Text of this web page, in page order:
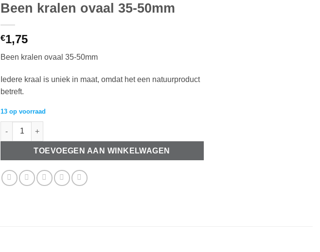
Been kralen ovaal 35-50mm
€1,75
Been kralen ovaal 35-50mm
Iedere kraal is uniek in maat, omdat het een natuurproduct
betreft.
13 op voorraad
Been kralen ovaal 35-50mm aantal
TOEVOEGEN AAN WINKELWAGEN